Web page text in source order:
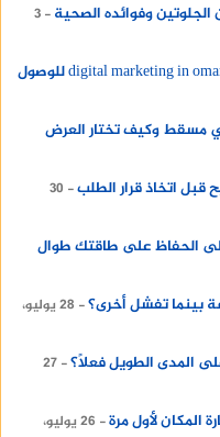
وفوائده الصحية
3
لماذا تعتمد المؤسسات الإخبارية على digital marketing in oman للوصول
مسقط وكيف تختار العرض
اتخاذ قرار الطلب
30
الحفاظ على طاقتك طوال
بينما تفشل أخرى؟
28 يوليو،
المدى الطويل فعلًا؟ 27
المكان لأول مرة
26 يوليو،